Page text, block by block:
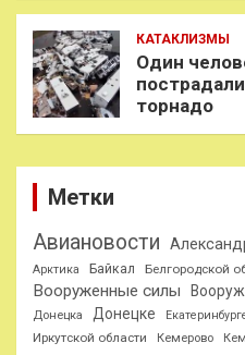
КАТАКЛИЗМЫ
Один
торнадо
Метки
Авиановости
Арктика
Байкал Белгородской
Вооруженные силы
Донецка
Донецке
Иркутской области Кемерово